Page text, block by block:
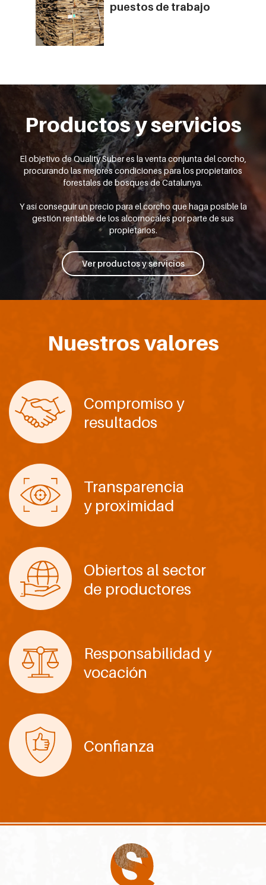
puestos de trabajo
Productos y servicios
El objetivo de Quality Suber es la venta conjunta del corcho,
procurando las mejores condiciones para los propietarios
forestales de bosques de Catalunya.
Y así conseguir un precio para el corcho que haga posible la
gestión rentable de los alcornocales por parte de sus
propietarios.
Ver productos y servicios
Nuestros valores
Compromiso y
resultados
Transparencia
y proximidad
Obiertos al sector
de productores
Responsabilidad y
vocación
Confianza